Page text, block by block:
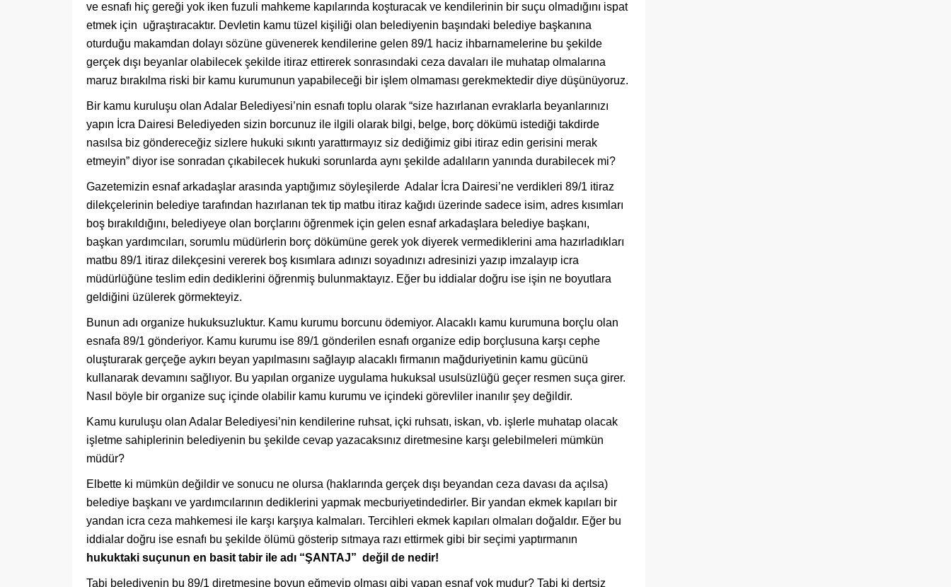
ve esnafı hiç gereği yok iken fuzuli mahkeme kapılarında koşturacak ve kendilerinin bir suçu olmadığını ispat
etmek için uğraştıracaktır. Devletin kamu tüzel kişiliği olan belediyenin başındaki belediye başkanına
oturduğu makamdan dolayı sözüne güvenerek kendilerine gelen 89/1 haciz ihbarnamelerine bu şekilde
gerçek dışı beyanlar olabilecek şekilde itiraz ettirerek sonrasındaki ceza davaları ile muhatap olmalarına
maruz bırakılma riski bir kamu kurumunun yapabileceği bir işlem olmaması gerekmektedir diye düşünüyoruz.
Bir kamu kuruluşu olan Adalar Belediyesi’nin esnafı toplu olarak “size hazırlanan evraklarla beyanlarınızı
yapın İcra Dairesi Belediyeden sizin borcunuz ile ilgili olarak bilgi, belge, borç dökümü istediği takdirde
nasılsa biz göndereceğiz sizlere hukuki sıkıntı yarattırmayız siz dediğimiz gibi itiraz edin gerisini merak
etmeyin” diyor ise sonradan çıkabilecek hukuki sorunlarda aynı şekilde adalıların yanında durabilecek mi?
Gazetemizin esnaf arkadaşlar arasında yaptığımız söyleşilerde Adalar İcra Dairesi’ne verdikleri 89/1 itiraz
dilekçelerinin belediye tarafından hazırlanan tek tip matbu itiraz kağıdı üzerinde sadece isim, adres kısımları
boş bırakıldığını, belediyeye olan borçlarını öğrenmek için gelen esnaf arkadaşlara belediye başkanı,
başkan yardımcıları, sorumlu müdürlerin borç dökümüne gerek yok diyerek vermediklerini ama hazırladıkları
matbu 89/1 itiraz dilekçesini vererek boş kısımlara adınızı soyadınızı adresinizi yazıp imzalayıp icra
müdürlüğüne teslim edin dediklerini öğrenmiş bulunmaktayız. Eğer bu iddialar doğru ise işin ne boyutlara
geldiğini üzülerek görmekteyiz.
Bunun adı organize hukuksuzluktur. Kamu kurumu borcunu ödemiyor. Alacaklı kamu kurumuna borçlu olan
esnafa 89/1 gönderiyor. Kamu kurumu ise 89/1 gönderilen esnafı organize edip borçlusuna karşı cephe
oluşturarak gerçeğe aykırı beyan yapılmasını sağlayıp alacaklı firmanın mağduriyetinin kamu gücünü
kullanarak devamını sağlıyor. Bu yapılan organize uygulama hukuksal usulsüzlüğü geçer resmen suça girer.
Nasıl böyle bir organize suç içinde olabilir kamu kurumu ve içindeki görevliler inanılır şey değildir.
Kamu kuruluşu olan Adalar Belediyesi’nin kendilerine ruhsat, içki ruhsatı, iskan, vb. işlerle muhatap olacak
işletme sahiplerinin belediyenin bu şekilde cevap yazacaksınız diretmesine karşı gelebilmeleri mümkün
müdür?
Elbette ki mümkün değildir ve sonucu ne olursa (haklarında gerçek dışı beyandan ceza davası da açılsa)
belediye başkanı ve yardımcılarının dediklerini yapmak mecburiyetindedirler. Bir yandan ekmek kapıları bir
yandan icra ceza mahkemesi ile karşı karşıya kalmaları. Tercihleri ekmek kapıları olmaları doğaldır. Eğer bu
iddialar doğru ise esnafı bu şekilde ölümü gösterip sıtmaya razı ettirmek gibi bir seçimi yaptırmanın
hukuktaki suçunun en basit tabir ile adı “ŞANTAJ” değil de nedir!
Tabi belediyenin bu 89/1 diretmesine boyun eğmeyip olması gibi yapan esnaf yok mudur? Tabi ki dertsiz